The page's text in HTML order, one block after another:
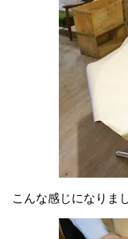
こんな感じになりま